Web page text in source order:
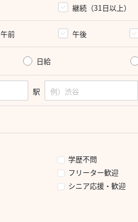
継続（31日以上）
午前 午後
日給
駅
学歴不問
フリーター歓迎
シニア応援・歓迎